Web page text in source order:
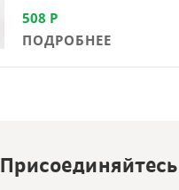
508 Р
ПОДРОБНЕЕ
Присоединяйтесь